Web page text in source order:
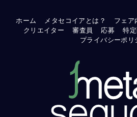
ホーム メタセコイアとは？ フェア
クリエイター
審査員 応募
特
プライバシーポリ